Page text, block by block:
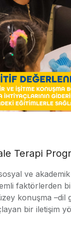
Terapi
ve akademik
faktörlerden
konuşma –dil
bir iletişim